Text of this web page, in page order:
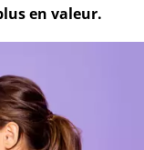
en valeur.